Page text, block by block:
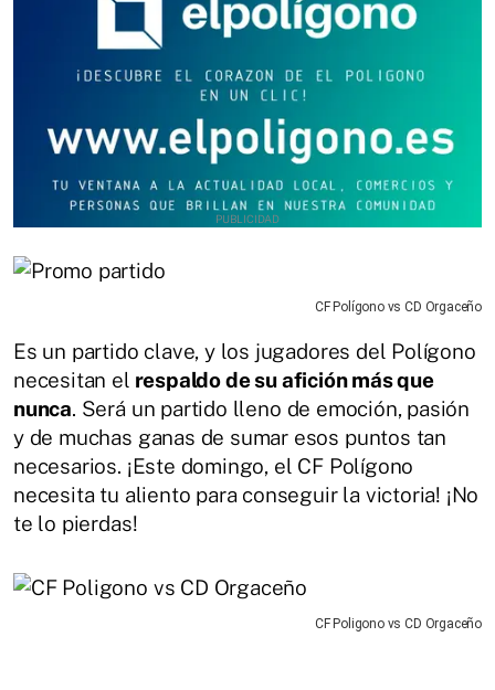
CF Polígono vs CD Orgaceño
Es un partido clave, y los jugadores del Polígono
necesitan el respaldo de su afición más que
nunca. Será un partido lleno de emoción, pasión
y de muchas ganas de sumar esos puntos tan
necesarios. ¡Este domingo, el CF Polígono
necesita tu aliento para conseguir la victoria! ¡No
te lo pierdas!
CF Poligono vs CD Orgaceño